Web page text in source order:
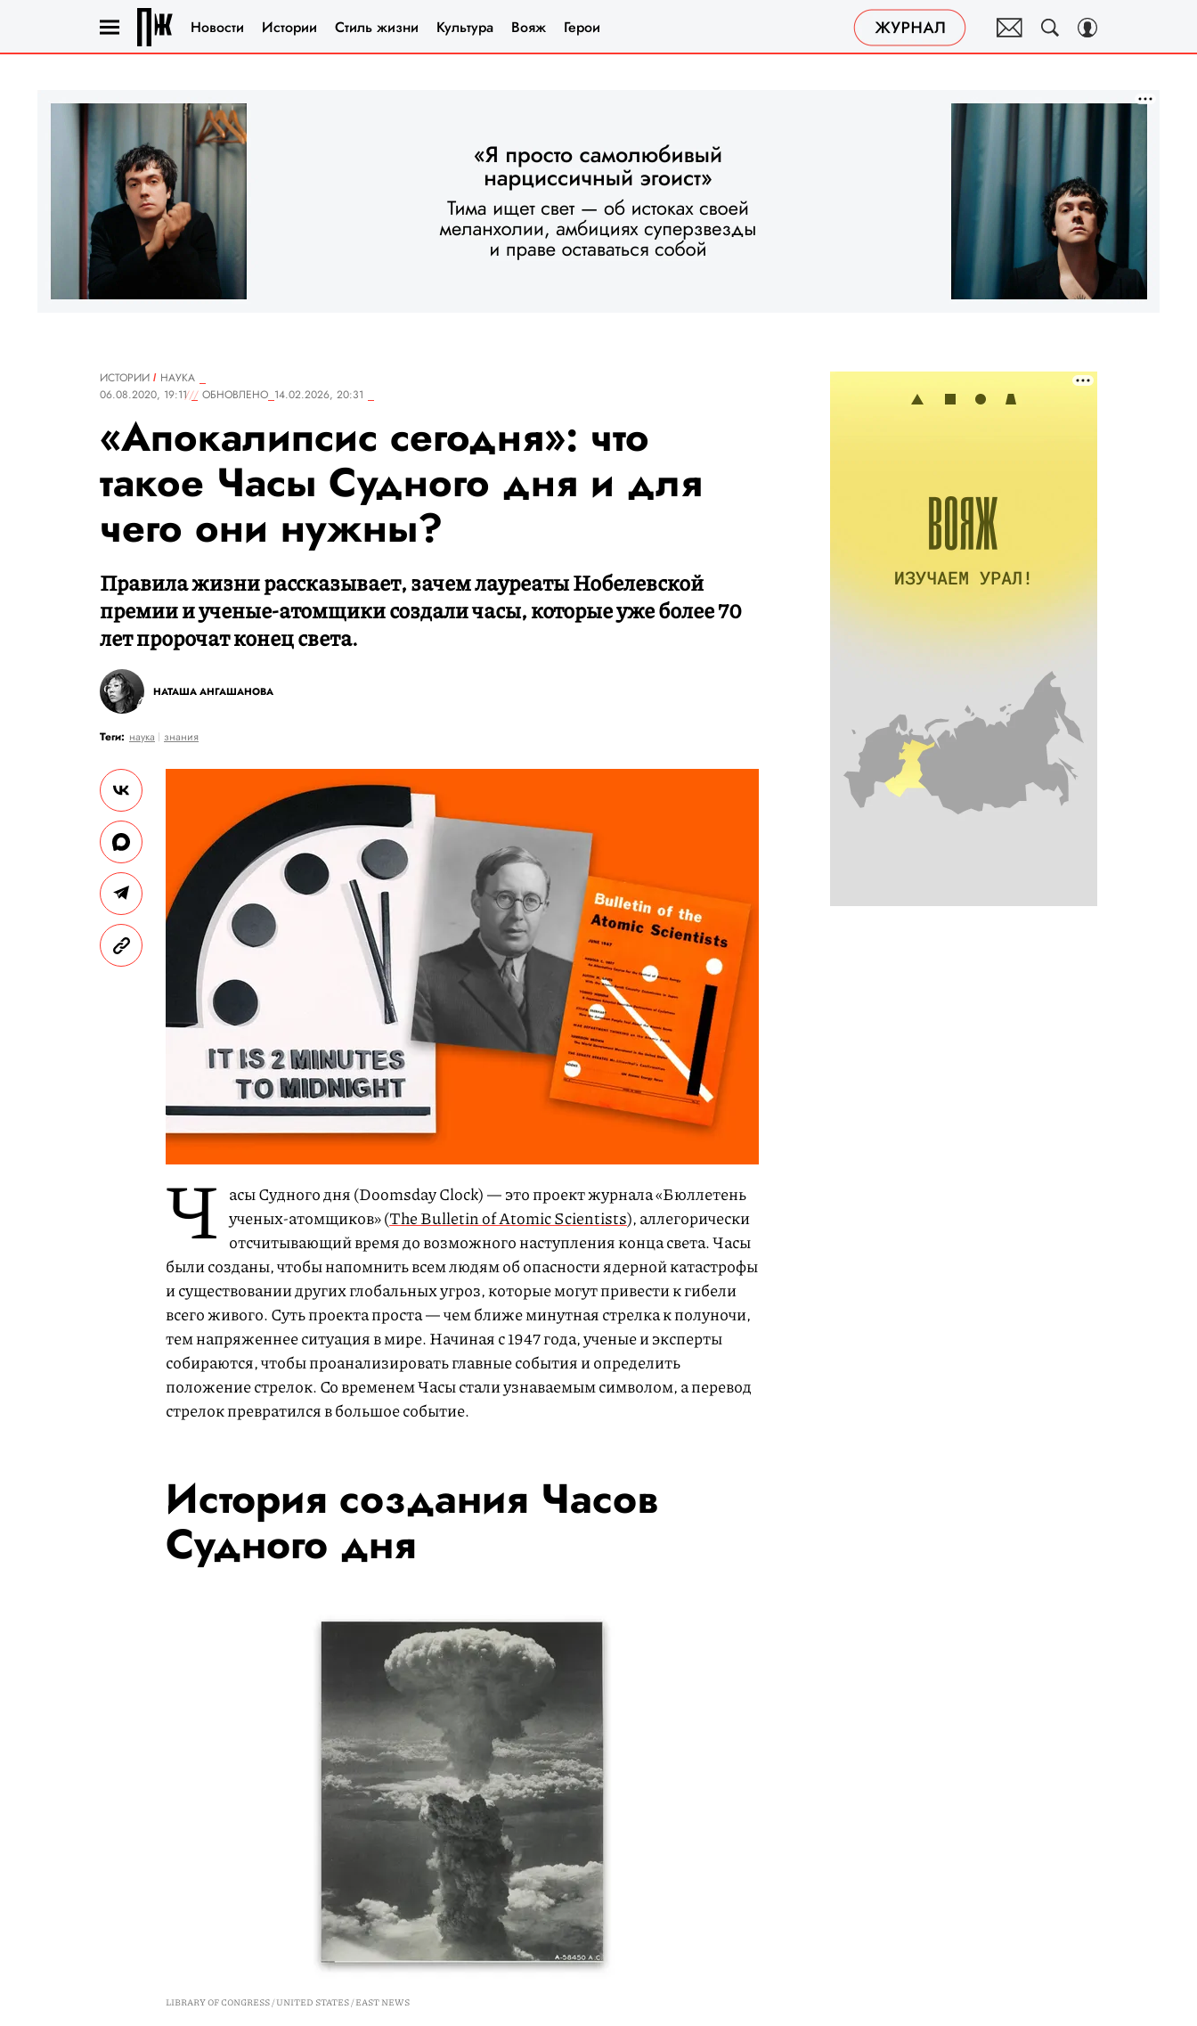
Новости Истории Стиль жизни Культура Вояж Герои
ИСТОРИИ
НАУКА
06.08.2020, 19:11
ОБНОВЛЕНО 14.02.2026, 20:31
«Апокалипсис сегодня»: что
такое Часы Судного дня и для
чего они нужны?
Правила жизни рассказывает, зачем лауреаты Нобелевской
премии и ученые-атомщики создали часы, которые уже более 70
лет пророчат конец света.
НАТАША АНГАШАНОВА
Теги: наука знания
Ч асы Судного дня (Doomsday Clock) — это проект журнала «Бюллетень
ученых-атомщиков» (The Bulletin of Atomic Scientists), аллегорически
отсчитывающий время до возможного наступления конца света. Часы
были созданы, чтобы напомнить всем людям об опасности ядерной катастрофы
и существовании других глобальных угроз, которые могут привести к гибели
всего живого. Суть проекта проста — чем ближе минутная стрелка к полуночи,
тем напряженнее ситуация в мире. Начиная с 1947 года, ученые и эксперты
собираются, чтобы проанализировать главные события и определить
положение стрелок. Со временем Часы стали узнаваемым символом, а перевод
стрелок превратился в большое событие.
История создания Часов
Судного дня
LIBRARY OF CONGRESS / UNITED STATES / EAST NEWS